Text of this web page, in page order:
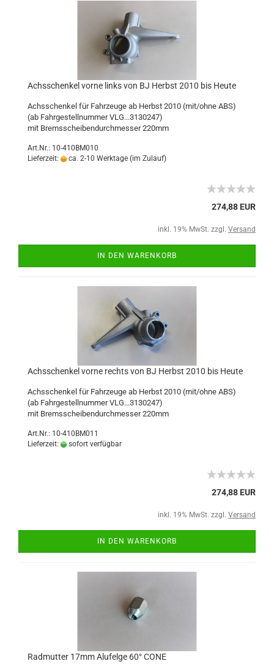
Achsschenkel vorne links von BJ Herbst 2010 bis Heute
Achsschenkel für Fahrzeuge ab Herbst 2010 (mit/ohne ABS)
(ab Fahrgestellnummer VLG...3130247)
mit Bremsscheibendurchmesser 220mm
Art.Nr.: 10-410BM010
Lieferzeit:
ca. 2-10 Werktage (im Zulauf)
274,88 EUR
inkl. 19% MwSt. zzgl. Versand
IN DEN WARENKORB
Achsschenkel vorne rechts von BJ Herbst 2010 bis Heute
Achsschenkel für Fahrzeuge ab Herbst 2010 (mit/ohne ABS)
(ab Fahrgestellnummer VLG...3130247)
mit Bremsscheibendurchmesser 220mm
Art.Nr.: 10-410BM011
Lieferzeit:
sofort verfügbar
274,88 EUR
inkl. 19% MwSt. zzgl. Versand
IN DEN WARENKORB
Radmutter 17mm Alufelge 60° CONE